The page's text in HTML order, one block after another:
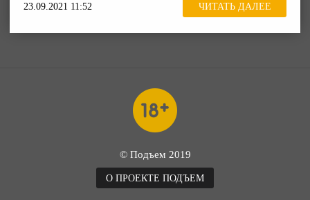
23.09.2021 11:52 ЧИТАТЬ ДАЛЕЕ
© Подъем 2019
О ПРОЕКТЕ ПОДЪЕМ